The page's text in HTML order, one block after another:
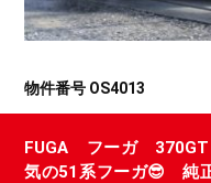
物件番号 OS4013
FUGA フーガ 370GT
気の51系フーガ😎 純